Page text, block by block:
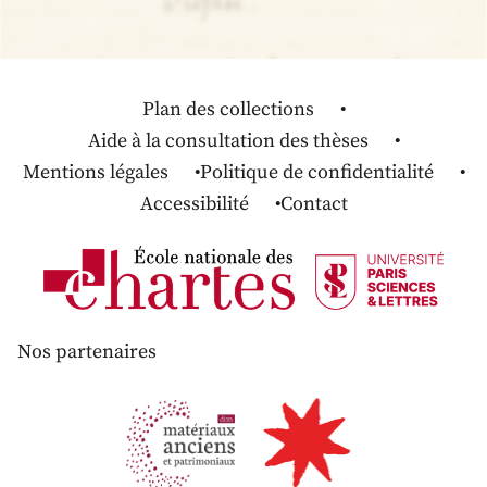
Plan des collections
Aide à la consultation des thèses
Mentions légales
Politique de confidentialité
Accessibilité
Contact
Nos partenaires